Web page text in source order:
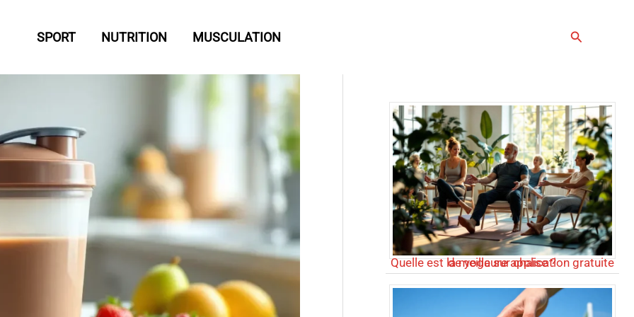
SPORT NUTRITION MUSCULATION Rechercher
Quelle est la meilleure application gratuite de yoga sur chaise ?